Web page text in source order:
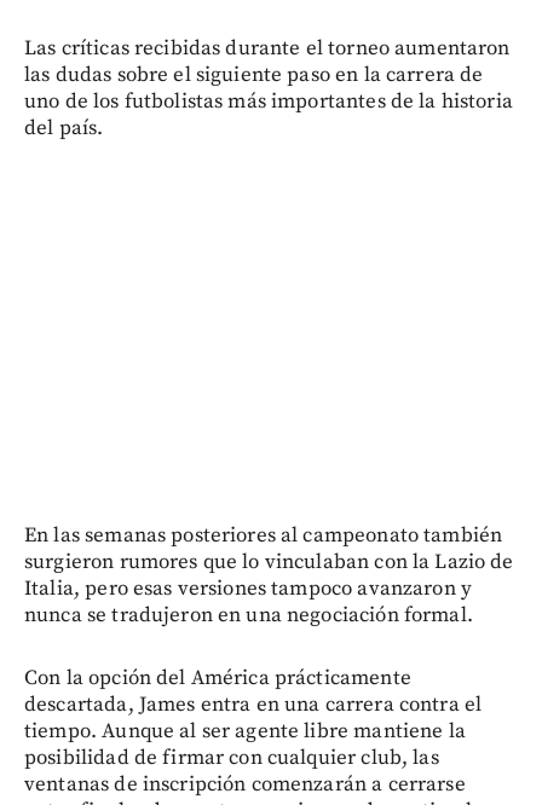
Las críticas recibidas durante el torneo aumentaron
las dudas sobre el siguiente paso en la carrera de
uno de los futbolistas más importantes de la historia
del país.
En las semanas posteriores al campeonato también
surgieron rumores que lo vinculaban con la Lazio de
Italia, pero esas versiones tampoco avanzaron y
nunca se tradujeron en una negociación formal.
Con la opción del América prácticamente
descartada, James entra en una carrera contra el
tiempo. Aunque al ser agente libre mantiene la
posibilidad de firmar con cualquier club, las
ventanas de inscripción comenzarán a cerrarse